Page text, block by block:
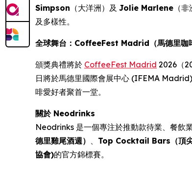
Simpson （大洋洲）及 Jolie Marlene （
及多樣性。
全球舞台：CoffeeFest Madrid（馬德里咖
頒獎典禮將於 CoffeeFest Madrid 2026（
日將於馬德里國際會展中心 (IFEMA
啡愛好者聚首一堂。
關於 Neodrinks
Neodrinks 是一個專注於推動款待業、餐飲
德里雞尾酒週） 、 Top Cocktail Bars（頂尖
協會)的官方錦標賽。